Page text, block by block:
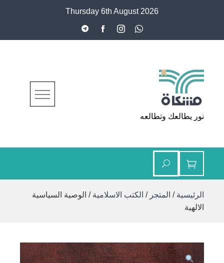
Thursday 6th August 2026
مشكاة
نور يطالعك وتطالعه
الرئيسية / المتجر / الكتب الاسلامية / الوصية السياسية
الالهية